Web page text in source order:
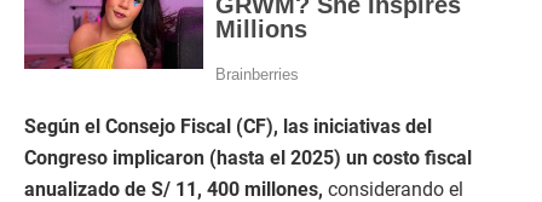
Según el Consejo Fiscal (CF), las iniciativas del
Congreso implicaron (hasta el 2025) un costo fiscal
anualizado de S/ 11, 400 millones, considerando el